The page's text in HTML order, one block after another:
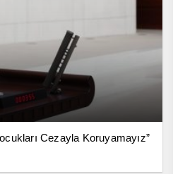
Cezayla Koruyamayız”